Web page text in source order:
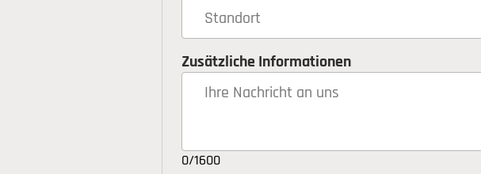
Zusätzliche Informationen
0/1600